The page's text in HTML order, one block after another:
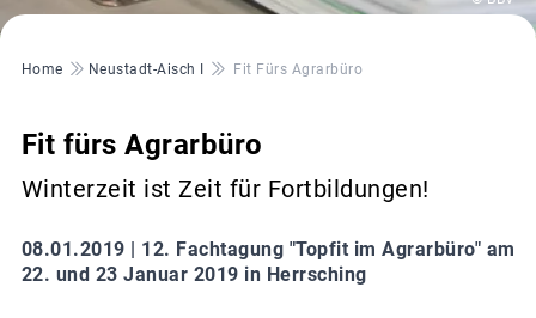
Pfadnavigation
Home Neustadt-Aisch I Fit Fürs Agrarbüro
Fit fürs Agrarbüro
Winterzeit ist Zeit für Fortbildungen!
08.01.2019 | 12. Fachtagung "Topfit im Agrarbüro" am
22. und 23 Januar 2019 in Herrsching